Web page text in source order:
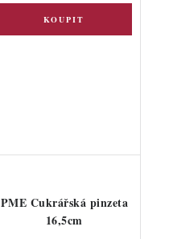
PME Cukrářská pinzeta
16,5cm